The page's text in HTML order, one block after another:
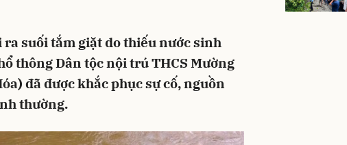
suối tắm giặt do thiếu nước sinh
thông Dân tộc nội trú THCS Mường
đã được khắc phục sự cố, nguồn
thường.
Gửi